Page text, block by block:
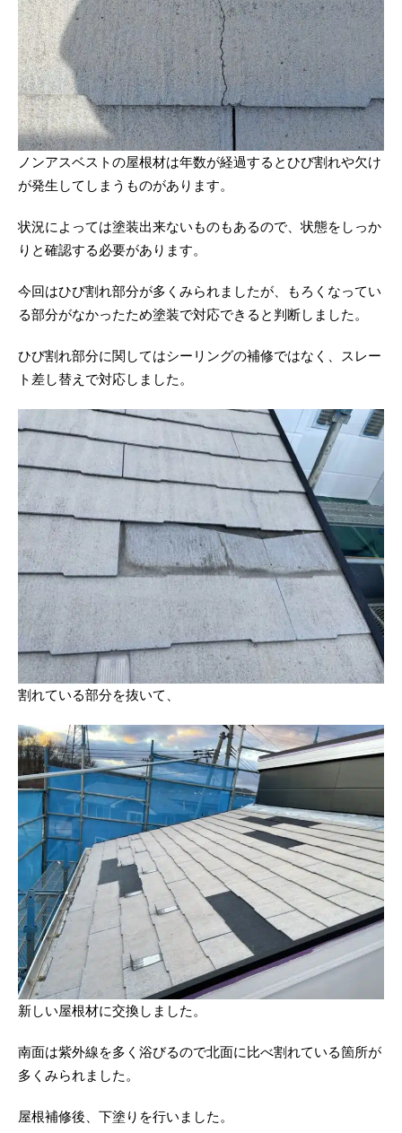
ノンアスベストの屋根材は年数が経過するとひび割れや欠け
が発生してしまうものがあります。
状況によっては塗装出来ないものもあるので、状態をしっか
りと確認する必要があります。
今回はひび割れ部分が多くみられましたが、もろくなってい
る部分がなかったため塗装で対応できると判断しました。
ひび割れ部分に関してはシーリングの補修ではなく、スレー
ト差し替えで対応しました。
割れている部分を抜いて、
新しい屋根材に交換しました。
南面は紫外線を多く浴びるので北面に比べ割れている箇所が
多くみられました。
屋根補修後、下塗りを行いました。